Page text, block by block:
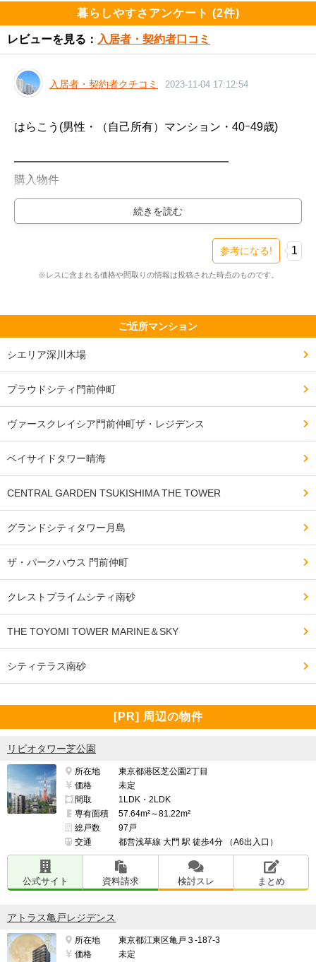
暮らしやすさアンケート (2件)
レビューを見る： 入居者・契約者口コミ
入居者・契約者クチコミ 2023-11-04 17:12:54
はらこう(男性・（自己所有）マンション・40ｰ49歳)
━━━━━━━━━━━━━━━━━━━
購入物件
━━━━━━━━━━━━━━━━━━━
プラウドタワー東雲キャナルコート（新築・3LDK・
https://www.e-mansion.co.jp/bbs/th...
住まい環境について良い点、気になる点
━━━━━━━━━━━━━━━━━━━
この辺にしては3LDKでも広いので4人家族でも余裕を持
った生活ができること。
また管理会社がテキパキ動いてくれていつも清潔感が保
たれていること。
朝夕のエレベーターの待ち時間が長いため、待たされる
時間がありストレスになることがあることと耐震マンシ
と。
設備や共用施設について良い点、気になる点
パーティールーム、来客用宿泊所があることは利便性を
パーティールームや来客ルームの予約がなかなか取りづ
らいので利用したい時に利用することができず多少不便
さを感じたことがあること。
周辺環境について良い点、気になる点
━━━━━━━━━━━━━━━━━━━
苦痛に感じないし、無駄な買い溜めの必要がないため便
利である。
参考になる! 1
※レスに含まれる価格や間取りの情報は投稿された時点のものです。
ご近所マンション
シエリア深川木場
プラウドシティ門前仲町
ヴァースクレイシア門前仲町ザ・レジデンス
ベイサイドタワー晴海
CENTRAL GARDEN TSUKISHIMA THE TOWER
グランドシティタワー月島
ザ・パークハウス 門前仲町
クレストプライムシティ南砂
THE TOYOMI TOWER MARINE＆SKY
シティテラス南砂
[PR] 周辺の物件
リビオタワー芝公園
所在地
東京都港区芝公園2丁目
価格
未定
間取
1LDK・2LDK
専有面積
57.64m²～81.22m²
総戸数
97戸
交通
都営浅草線 大門 駅 徒歩4分 （A6出入口）
公式サイト 資料請求 検討スレ まとめ
アトラス亀戸レジデンス
所在地
東京都江東区亀戸３-187-3
価格
未定